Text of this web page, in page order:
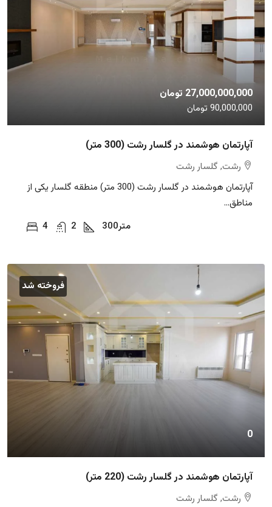
27,000,000,000 تومان
90,000,000 تومان
آپارتمان هوشمند در گلسار رشت (300 متر)
رشت, گلسار رشت
آپارتمان هوشمند در گلسار رشت (300 متر) منطقه گلسار یکی از
مناطق...
4
2 300متر
فروخته شد
0
آپارتمان هوشمند در گلسار رشت (220 متر)
رشت, گلسار رشت